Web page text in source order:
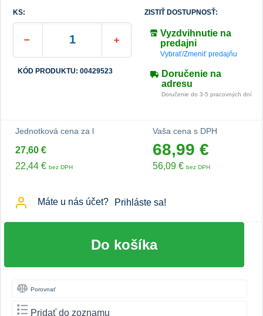
KS:
KÓD PRODUKTU: 00429523
ZISTIŤ DOSTUPNOSŤ:
Vyzdvihnutie na
predajni
Vybrať/Zmeniť predajňu
Doručenie na
adresu
Doručenie do 3-5 pracovných dní
Jednotková cena za l
27,60 €
22,44 € bez DPH
Vaša cena s DPH
68,99 €
56,09 € bez DPH
Máte u nás účet? Prihláste sa!
Do košíka
Porovnať
Pridať do zoznamu